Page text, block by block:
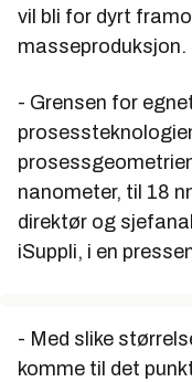
vil bli for dyrt
masseproduksjon.
- Grensen for
nanometer, til 18
direktør og
iSuppli, i en
- Med slike
komme til det